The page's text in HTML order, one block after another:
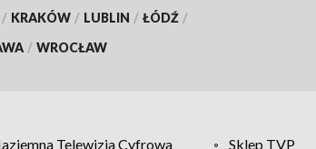
/ KRAKÓW / LUBLIN / ŁÓDŹ /
/ WROCŁAW
Telewizja Cyfrowa
Sklep TVP